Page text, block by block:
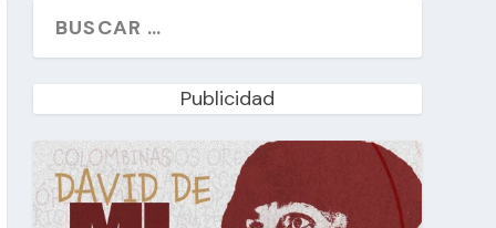
Publicidad